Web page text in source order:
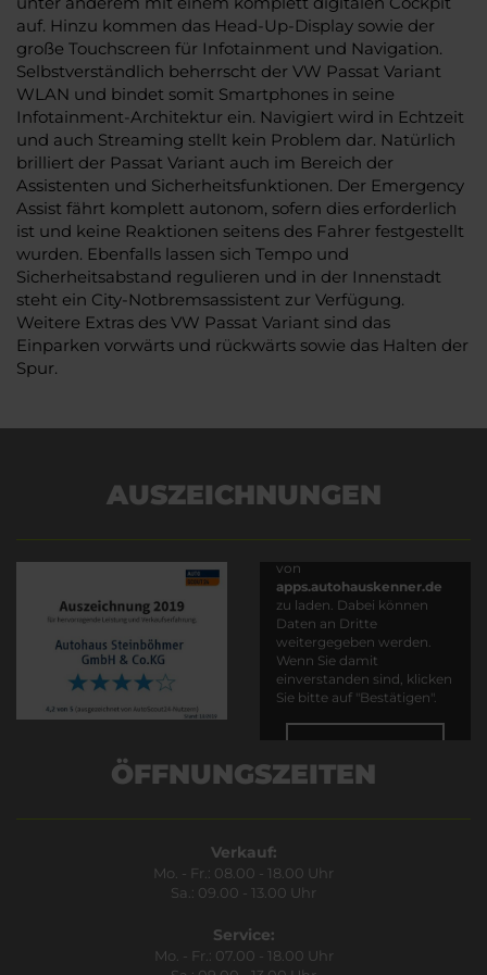
auf. Hinzu kommen das Head-Up-Display sowie der
große Touchscreen für Infotainment und Navigation.
Selbstverständlich beherrscht der VW Passat Variant
WLAN und bindet somit Smartphones in seine
Infotainment-Architektur ein. Navigiert wird in Echtzeit
und auch Streaming stellt kein Problem dar. Natürlich
brilliert der Passat Variant auch im Bereich der
Assistenten und Sicherheitsfunktionen. Der Emergency
Assist fährt komplett autonom, sofern dies erforderlich
ist und keine Reaktionen seitens des Fahrer festgestellt
wurden. Ebenfalls lassen sich Tempo und
Sicherheitsabstand regulieren und in der Innenstadt
steht ein City-Notbremsassistent zur Verfügung.
Weitere Extras des VW Passat Variant sind das
Einparken vorwärts und rückwärts sowie das Halten der
Spur.
AUSZEICHNUNGEN
von
apps.autohauskenner.de
zu laden. Dabei können
Daten an Dritte
weitergegeben werden.
Wenn Sie damit
einverstanden sind, klicken
Sie bitte auf "Bestätigen".
ÖFFNUNGSZEITEN
Verkauf:
Mo. - Fr.: 08.00 - 18.00 Uhr
Sa.: 09.00 - 13.00 Uhr
Service:
Mo. - Fr.: 07.00 - 18.00 Uhr